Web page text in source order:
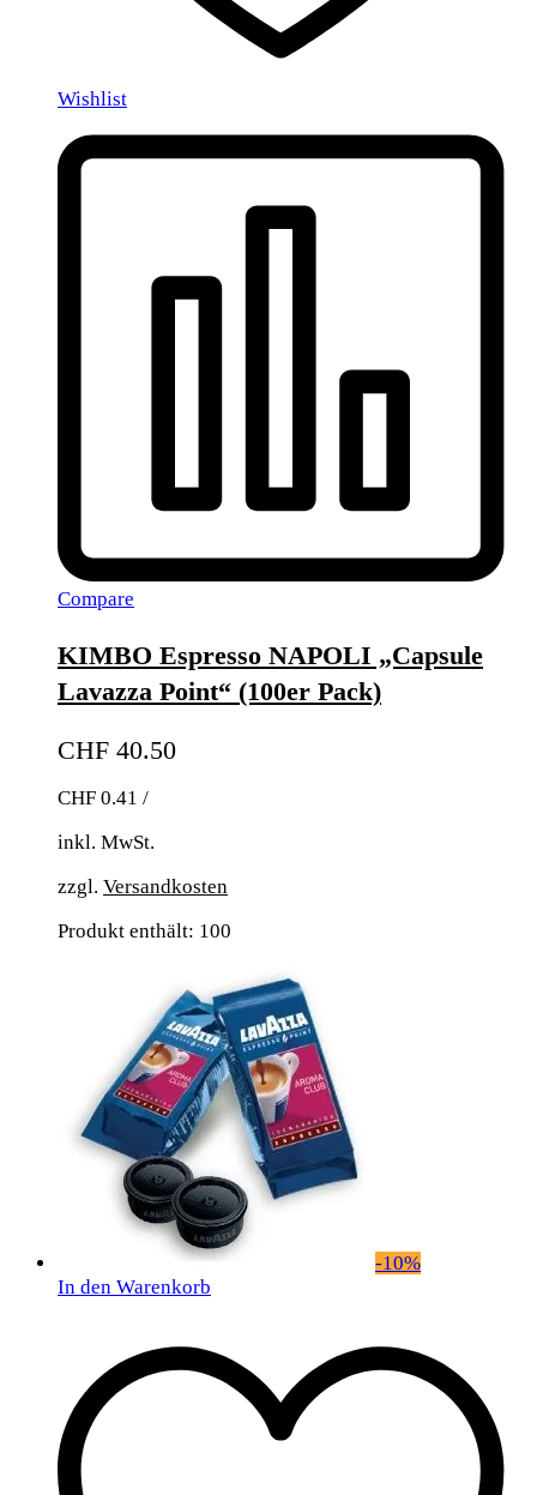
Wishlist
Compare
KIMBO Espresso NAPOLI „Capsule
Lavazza Point“ (100er Pack)
CHF 40.50
CHF 0.41 /
inkl. MwSt.
zzgl. Versandkosten
Produkt enthält: 100
-10%
In den Warenkorb